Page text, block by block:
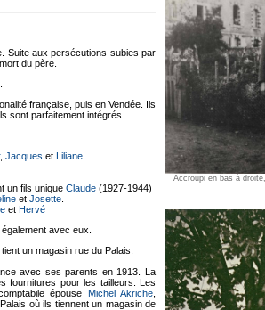
Accroupi en bas à droite,
Suite aux persécutions subies par
du père.
française, puis en Vendée. Ils
sont parfaitement intégrés.
, Jacques et Liliane
un fils unique Claude (1927-1944)
et Josette
et Hervé
avec eux.
tient un magasin rue du Palais.
avec ses parents en 1913. La
fournitures pour les tailleurs. Les
épouse Michel Akriche
où ils tiennent un magasin de